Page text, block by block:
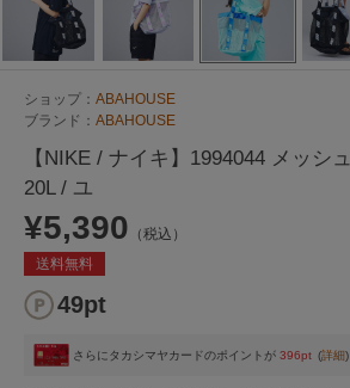
ショップ： ABAHOUSE
ブランド： ABAHOUSE
【NIKE / ナイキ】1994044 メッシ
20L / ユ
¥5,390 （税込）
送料無料
49pt
さらにタカシマヤカードのポイントが 396pt (詳細)